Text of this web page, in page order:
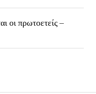
οι πρωτοετείς –